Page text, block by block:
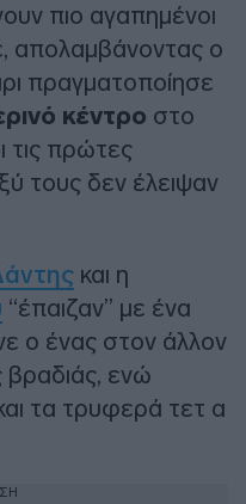
πιο αγαπημένοι
απολαμβάνοντας ο
πραγματοποίησε
κέντρο στο
τις πρώτες
τους δεν έλειψαν
και η
“έπαιζαν” με ένα
ο ένας στον άλλον
βραδιάς, ενώ
τα τρυφερά τετ α